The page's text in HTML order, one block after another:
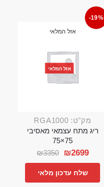
-19%
אזל המלאי
אזל המלאי
מק"ט: RGA1000
ריג מתח עצמאי מאסיבי
75×75
₪3350 ₪2699
שלח עדכון מלאי